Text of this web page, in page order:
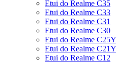
Etui do Realme C35
Etui do Realme C33
Etui do Realme C31
Etui do Realme C30
Etui do Realme C25Y
Etui do Realme C21Y
Etui do Realme C12